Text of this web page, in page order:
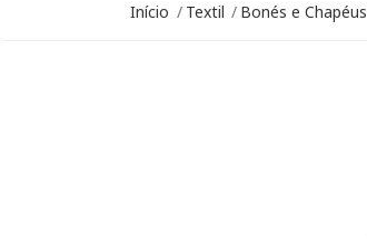
Início Textil Bonés e Chapéus